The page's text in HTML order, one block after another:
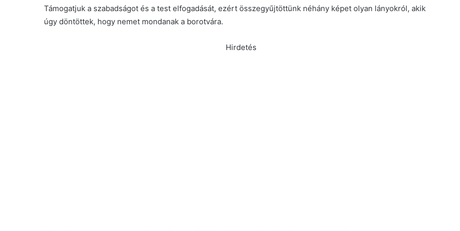
Támogatjuk a szabadságot és a test elfogadását, ezért összegyűjtöttünk néhány képet olyan lányokról, akik
úgy döntöttek, hogy nemet mondanak a borotvára.
Hirdetés